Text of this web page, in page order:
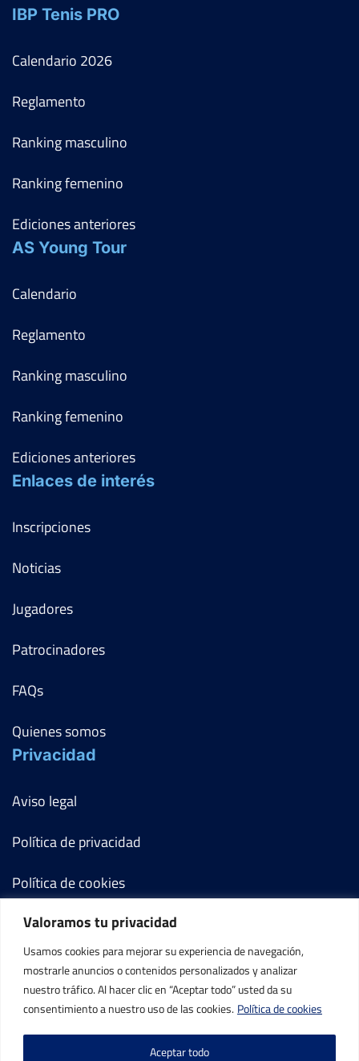
Valoramos tu privacidad
Usamos cookies para mejorar su experiencia de navegación,
mostrarle anuncios o contenidos personalizados y analizar
nuestro tráfico. Al hacer clic en “Aceptar todo” usted da su
consentimiento a nuestro uso de las cookies. Política de cookies
Aceptar todo
IBP Tenis PRO
Calendario 2026
Reglamento
Ranking masculino
Ranking femenino
Ediciones anteriores
AS Young Tour
Calendario
Reglamento
Ranking masculino
Ranking femenino
Ediciones anteriores
Enlaces de interés
Inscripciones
Noticias
Jugadores
Patrocinadores
FAQs
Quienes somos
Privacidad
Aviso legal
Política de privacidad
Política de cookies
Términos y condiciones
Mi cuenta
Contacto